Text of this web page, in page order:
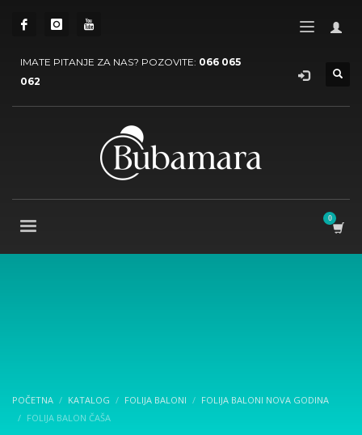
IMATE PITANJE ZA NAS? POZOVITE: 066 065
062
POČETNA KATALOG FOLIJA BALONI
FOLIJA BALONI NOVA GODINA
FOLIJA BALON ČAŠA